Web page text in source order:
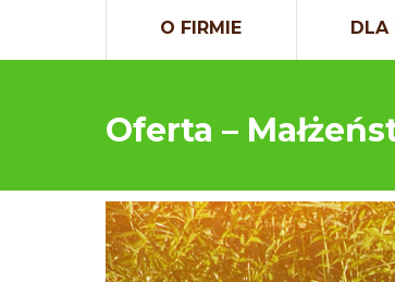
O FIRMIE DLA
Oferta –